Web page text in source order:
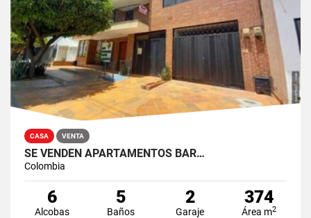
CASA VENTA
SE VENDEN APARTAMENTOS BAR…
Colombia
6
Alcobas
5
Baños
2
Garaje
374
Área m2